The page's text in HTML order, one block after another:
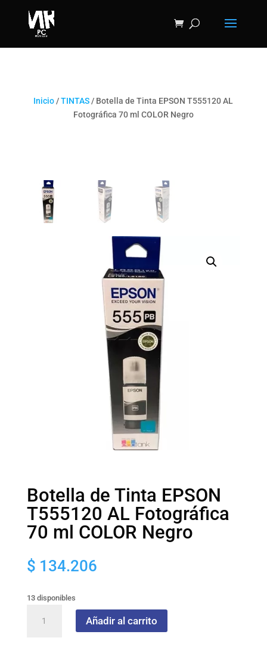
Inicio /TINTAS / Botella de Tinta EPSON T555120 AL
Fotográfica 70 ml COLOR Negro
Botella de Tinta EPSON
T555120 AL Fotográfica
70 ml COLOR Negro
$ 134.206
13 disponibles
Añadir al carrito